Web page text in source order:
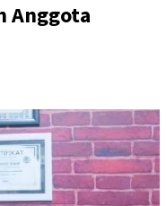
Anggota